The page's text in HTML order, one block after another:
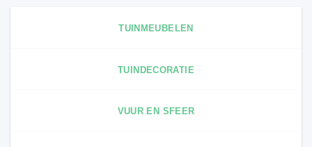
TUINMEUBELEN
TUINDECORATIE
VUUR EN SFEER